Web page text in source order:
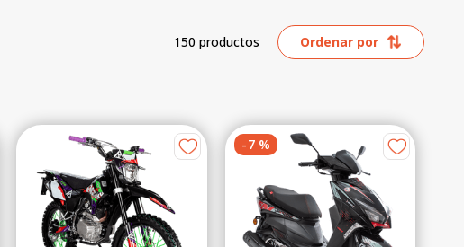
150 productos Ordenar por
-7%